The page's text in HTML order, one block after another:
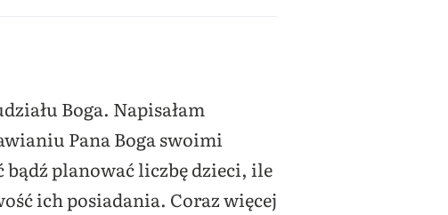
Boga. Napisałam
Pana Boga swoimi
planować liczbę dzieci, ile
ich posiadania. Coraz więcej